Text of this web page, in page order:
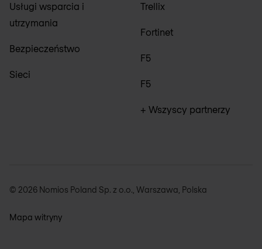
Usługi wsparcia i
utrzymania
Bezpieczeństwo
Sieci
Trellix
Fortinet
F5
F5
+ Wszyscy partnerzy
© 2026 Nomios Poland Sp. z o.o., Warszawa, Polska
Mapa witryny